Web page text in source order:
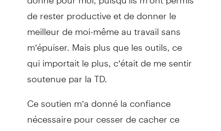
de rester productive et de donner le
meilleur de moi-même au travail sans
m’épuiser. Mais plus que les outils, ce
qui importait le plus, c’était de me sentir
soutenue par la TD.
Ce soutien m’a donné la confiance
nécessaire pour cesser de cacher ce